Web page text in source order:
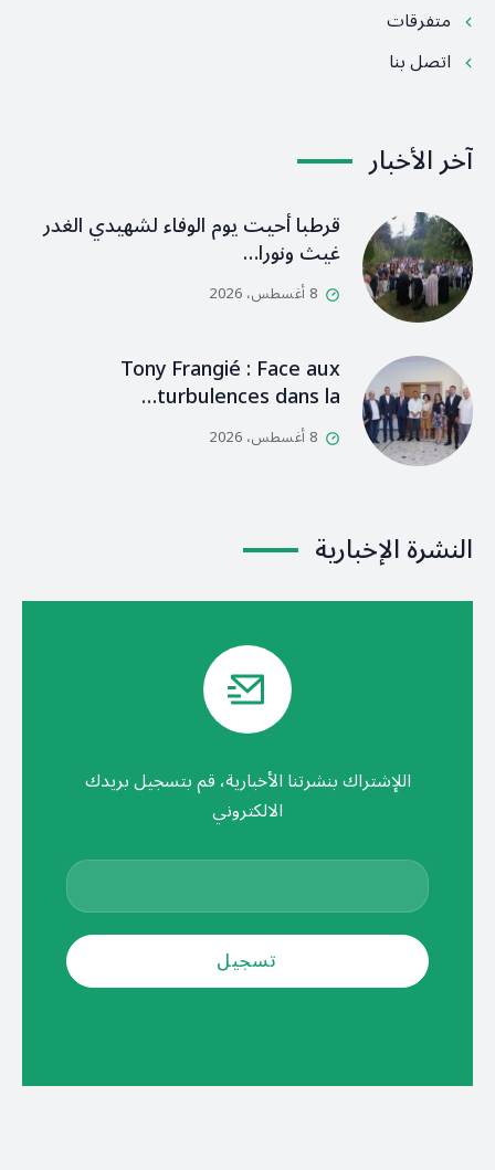
متفرقات
اتصل بنا
آخر الأخبار
قرطبا أحيت يوم الوفاء لشهيدي الغدر
غيث ونورا…
8 أغسطس، 2026
Tony Frangié : Face aux
turbulences dans la…
8 أغسطس، 2026
النشرة الإخبارية
اللإشتراك بنشرتنا الأخبارية، قم بتسجيل بريدك
الالكتروني